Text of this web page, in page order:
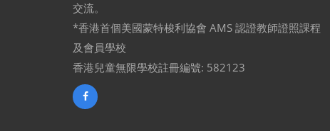
交流。
*香港首個美國蒙特梭利協會 AMS 認證教師證照課程
及會員學校
香港兒童無限學校註冊編號: 582123